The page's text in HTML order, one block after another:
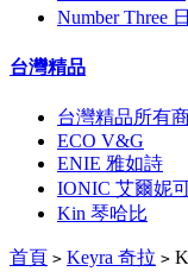
Number Three
台灣精品
台灣精品所有
ECO V&G
ENIE 雅如詩
IONIC 艾爾妮
Kin 琴哈比
首頁 > Keyra 奇拉 >